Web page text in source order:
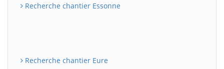
Recherche chantier Essonne
Recherche chantier Eure